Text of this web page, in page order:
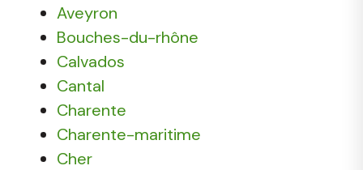
Aveyron
Bouches-du-rhône
Calvados
Cantal
Charente
Charente-maritime
Cher